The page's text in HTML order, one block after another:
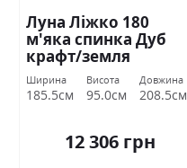
Луна Ліжко 180
м'яка спинка Дуб
крафт/земля
Міромарк
Ширина
185.5см
Висота
95.0см
Довжина
208.5см
12 306 грн